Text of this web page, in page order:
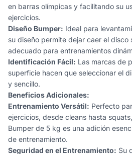
en barras olímpicas y facilitando su
ejercicios.
Diseño Bumper: Ideal para
su diseño permite dejar caer el disco
adecuado para entrenamientos
Identificación Fácil: Las marcas de
superficie hacen que seleccionar el
y sencillo.
Beneficios Adicionales:
Entrenamiento Versátil: Perfecto
ejercicios, desde cleans hasta
Bumper de 5 kg es una adición
de entrenamiento.
Seguridad en el Entrenamiento: Su